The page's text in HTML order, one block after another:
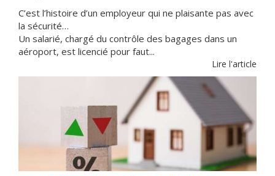
C’est l’histoire d’un employeur qui ne plaisante pas avec
la sécurité…
Un salarié, chargé du contrôle des bagages dans un
aéroport, est licencié pour faut...
Lire l'article